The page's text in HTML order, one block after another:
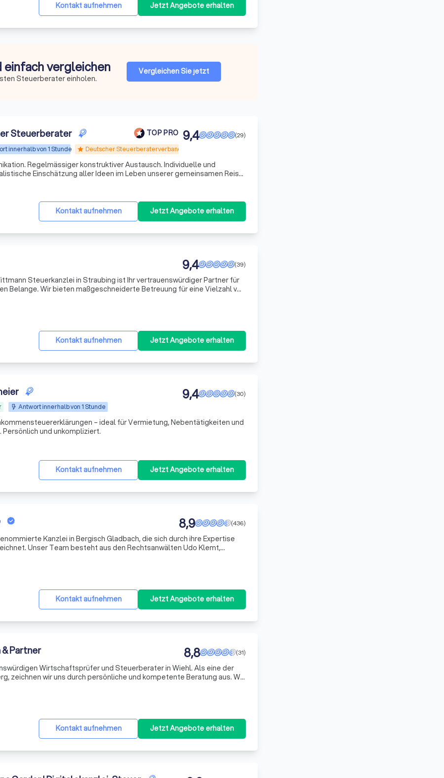
Kontakt aufnehmen Jetzt Angebote erhalten
einfach vergleichen
Steuerberater einholen.
Vergleichen Sie jetzt
Steuerberater TOP PRO
innerhalb von 1 Stunde star Deutscher Steuerberaterverband e.V.
(29)
9,4
Regelmässiger konstruktiver Austausch. Individuelle und
Einschätzung aller Ideen im Leben unserer gemeinsamen Reise.
Kontakt aufnehmen Jetzt Angebote erhalten
(39)
9,4
Steuerkanzlei in Straubing ist Ihr vertrauenswürdiger Partner für
Belange. Wir bieten maßgeschneiderte Betreuung für eine Vielzahl von
Kontakt aufnehmen Jetzt Angebote erhalten
Antwort innerhalb von 1 Stunde
(30)
9,4
– ideal für Vermietung, Nebentätigkeiten und
und unkompliziert.
Kontakt aufnehmen Jetzt Angebote erhalten
(436)
8,9
Kanzlei in Bergisch Gladbach, die sich durch ihre Expertise
Unser Team besteht aus den Rechtsanwälten Udo Klemt,
Kontakt aufnehmen Jetzt Angebote erhalten
Partner (31)
8,8
Wirtschaftsprüfer und Steuerberater in Wiehl. Als eine der
zeichnen wir uns durch persönliche und kompetente Beratung aus. Wir
Kontakt aufnehmen Jetzt Angebote erhalten